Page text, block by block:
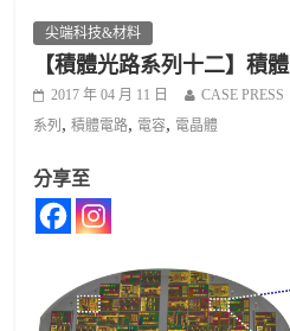
尖端科技&材料
【積體光路系列十二】積
2017 年 04 月 11 日 CASE PRESS
系列 ,積體電路, 電容, 電晶體
分享至